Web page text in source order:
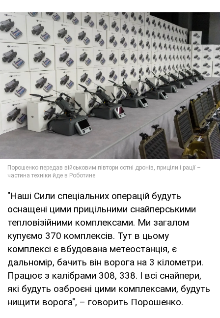
"Наші Сили спеціальних операцій будуть
оснащені цими прицільними снайперськими
тепловізійними комплексами. Ми загалом
купуємо 370 комплексів. Тут в цьому
комплексі є вбудована метеостанція, є
дальномір, бачить він ворога на 3 кілометри.
Працює з калібрами 308, 338. І всі снайпери,
які будуть озброєні цими комплексами, будуть
нищити ворога", – говорить Порошенко.